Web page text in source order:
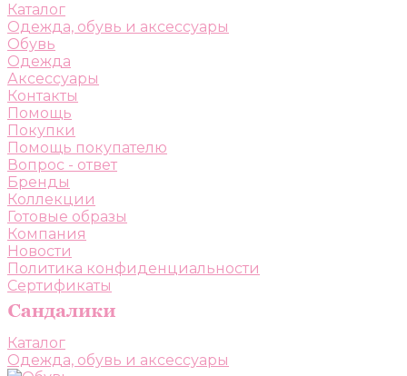
Каталог
Одежда, обувь и аксессуары
Обувь
Одежда
Аксессуары
Контакты
Помощь
Покупки
Помощь покупателю
Вопрос - ответ
Бренды
Коллекции
Готовые образы
Компания
Новости
Политика конфиденциальности
Сертификаты
Каталог
Одежда, обувь и аксессуары